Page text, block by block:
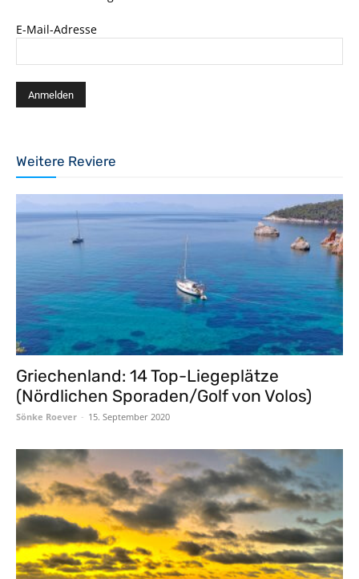
E-Mail-Adresse
Weitere Reviere
Griechenland: 14 Top-Liegeplätze
(Nördlichen Sporaden/Golf von Volos)
Sönke Roever - 15. September 2020